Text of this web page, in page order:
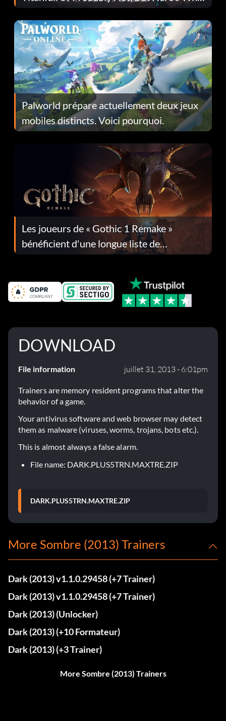
Fans Are Hopeful
Palworld prépare actuellement deux jeux
mobiles distincts. Voici pourquoi.
Les joueurs de « Gothic 1 Remake »
bénéficient d'une longue liste de
corrections dans la mise à jour 1.0.4
DOWNLOAD
File information juillet 31, 2013 - 6:01pm
Trainers are memory resident programs that alter the
behavior of a game.
Your antivirus software and web browser may detect
them as malware (viruses, worms, trojans, bots etc.).
This is almost always a false alarm.
File name: DARK.PLUS5TRN.MAXTRE.ZIP
DARK.PLUS5TRN.MAXTRE.ZIP
More Sombre (2013) Trainers
Dark (2013) v1.1.0.29458 (+7 Trainer)
Dark (2013) v1.1.0.29458 (+7 Trainer)
Dark (2013) (Unlocker)
Dark (2013) (+10 Formateur)
Dark (2013) (+3 Trainer)
More Sombre (2013) Trainers